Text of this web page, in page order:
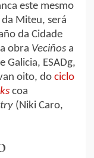
este mesmo
Miteu, será
da Cidade
obra Veciños a
Galicia, ESADg,
oito, do ciclo
coa
(Niki Caro,